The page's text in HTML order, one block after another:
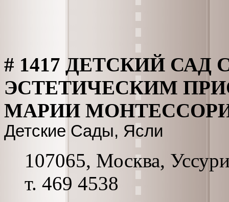
# 1417 ДЕТСКИЙ
ЭСТЕТИЧЕСКИМ
МАРИИ
Детские Сады, Ясли
107065, Москва,
т. 469 4538